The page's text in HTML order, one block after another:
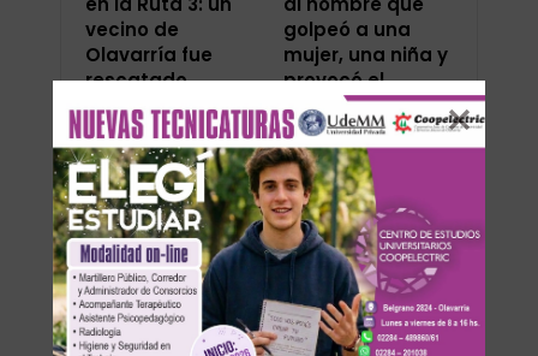
vecino de
Olavarría fue
rescatado…
golpeó a una
mujer, una niña y
provocó el…
ANTERIOR SIGUIENTE